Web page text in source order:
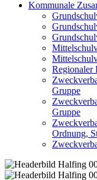
Kommunale
Regionaler
Gruppe
Gruppe
Ordnung,